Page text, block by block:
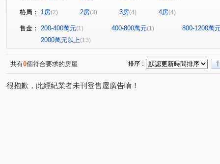
名媛貴族 遠雄一品 世紀雲品 (1) 聯華山莊
市政路(2) 育才路 公園東路(1) 市政北七路(1)
市
益昌六街(1) 自由路二段
惠中路(1) 三民路三段(1) 臺灣大道二段(1) 公益路(1)
新富路(1) 育樂街(1) 嵩翠路(1) 華美西街
格局： 1房(2) 2房(3) 3房(4) 4房(4)
售金： 200-400萬元(1) 400-800萬元(1)
800-1200萬
2000萬元以上(13)
共有0個符合要求的房屋 排序：
很抱歉，此經紀業者未刊登售屋廣告唷！